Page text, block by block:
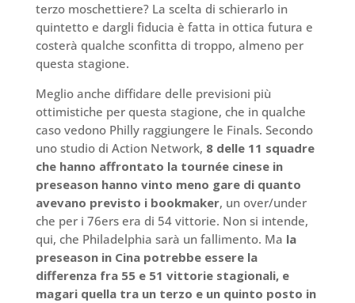
terzo moschettiere? La scelta di schierarlo in
quintetto e dargli fiducia è fatta in ottica futura e
costerà qualche sconfitta di troppo, almeno per
questa stagione.
Meglio anche diffidare delle previsioni più
ottimistiche per questa stagione, che in qualche
caso vedono Philly raggiungere le Finals. Secondo
uno studio di Action Network, 8 delle 11 squadre
che hanno affrontato la tournée cinese in
preseason hanno vinto meno gare di quanto
avevano previsto i bookmaker, un over/under
che per i 76ers era di 54 vittorie. Non si intende,
qui, che Philadelphia sarà un fallimento. Ma la
preseason in Cina potrebbe essere la
differenza fra 55 e 51 vittorie stagionali, e
magari quella tra un terzo e un quinto posto in